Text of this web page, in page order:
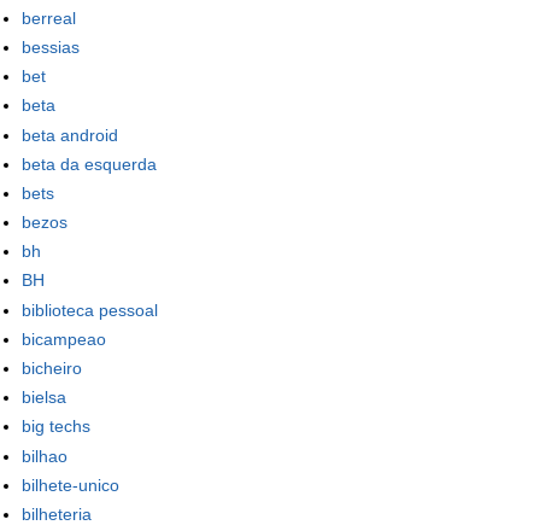
berreal
bessias
bet
beta
beta android
beta da esquerda
bets
bezos
bh
BH
biblioteca pessoal
bicampeao
bicheiro
bielsa
big techs
bilhao
bilhete-unico
bilheteria